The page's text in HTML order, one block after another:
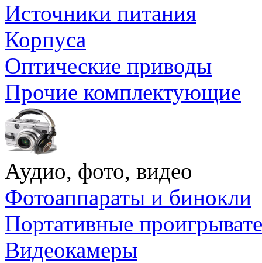
Источники питания
Корпуса
Оптические приводы
Прочие комплектующие
Аудио, фото, видео
Фотоаппараты и бинокли
Портативные
Видеокамеры